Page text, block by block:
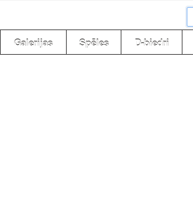
Galerijas Spēles D-biedri